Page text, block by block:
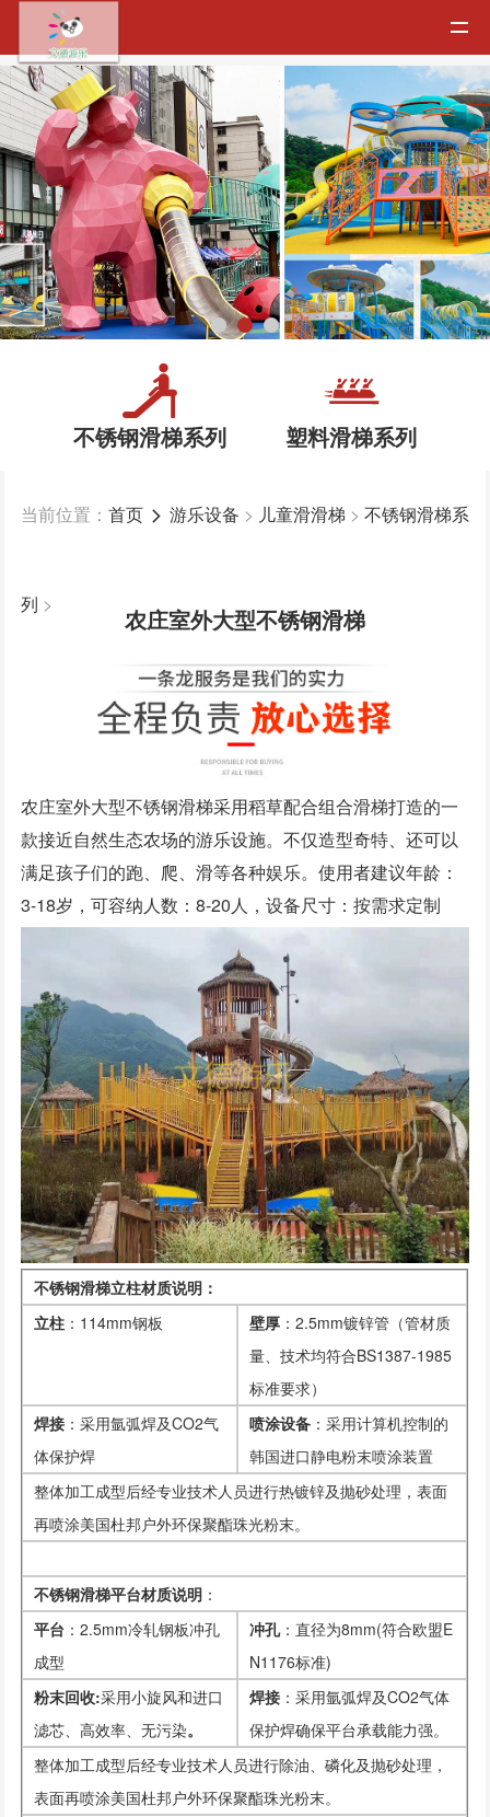

不锈钢滑梯系列

塑料滑梯系列

当前位置：首页  游乐设备 > 儿童滑滑梯 >不锈钢滑梯系
列 > 农庄室外大型不锈钢滑梯
农庄室外大型不锈钢滑梯采用稻草配合组合滑梯打造的一
款接近自然生态农场的游乐设施。不仅造型奇特、还可以
满足孩子们的跑、爬、滑等各种娱乐。使用者建议年龄：
3-18岁，可容纳人数：8-20人，设备尺寸：按需求定制
不锈钢滑梯立柱材质说明：
立柱 ：114mm钢板 壁厚 ：2.5mm镀锌管（管材质
量、技术均符合BS1387-1985
标准要求）
焊接 ：采用氩弧焊及CO2气
体保护焊
喷涂设备 ：采用计算机控制的
韩国进口静电粉末喷涂装置
整体加工成型后经专业技术人员进行热镀锌及抛砂处理，表面
再喷涂美国杜邦户外环保聚酯珠光粉末。
不锈钢滑梯平台材质说明 ：
平台 ：2.5mm冷轧钢板冲孔
成型
冲孔：直径为8mm(符合欧盟E
N1176标准)
粉末回收:采用小旋风和进口
滤芯、高效率、无污染。
焊接 ：采用氩弧焊及CO2气体
保护焊确保平台承载能力强。
整体加工成型后经专业技术人员进行除油、磷化及抛砂处理，
表面再喷涂美国杜邦户外环保聚酯珠光粉末。